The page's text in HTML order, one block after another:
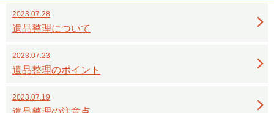
2023.07.28
遺品整理について
2023.07.23
遺品整理のポイント
2023.07.19